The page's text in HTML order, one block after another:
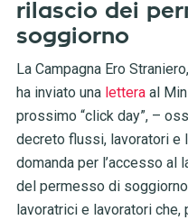
rilascio dei
soggiorno
La Campagna Ero
ha inviato una letteraal
prossimo “click day”, –
decreto flussi, lavoratori e
domanda per l’accesso
del permesso di
lavoratrici e lavoratori